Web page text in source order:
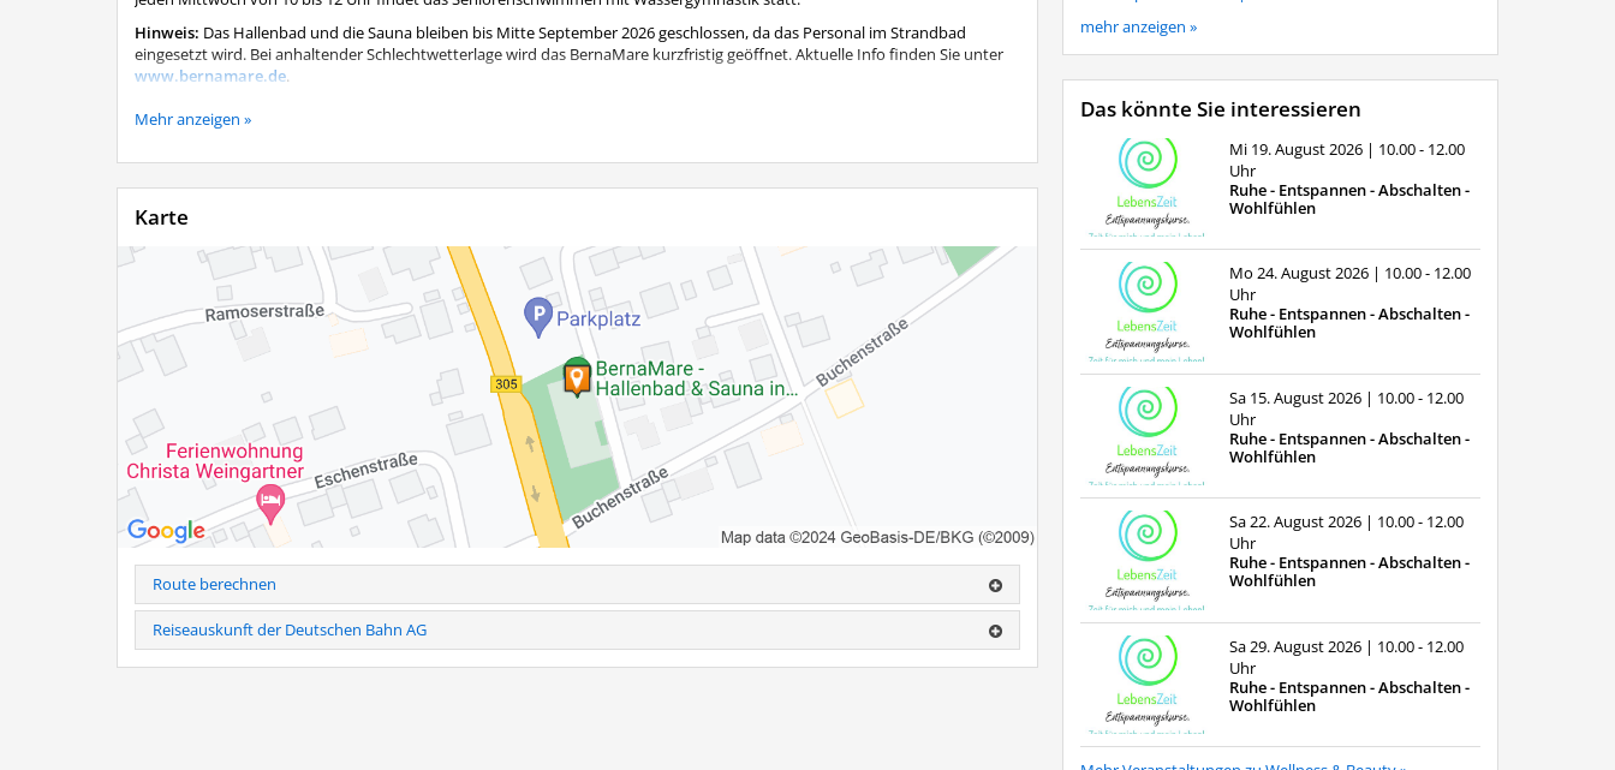
Hinweis: Das Hallenbad und die Sauna bleiben bis Mitte September 2026 geschlossen, da das Personal im Strandbad
eingesetzt wird. Bei anhaltender Schlechtwetterlage wird das BernaMare kurzfristig geöffnet. Aktuelle Info finden Sie unter
www.bernamare.de.
Das Seniorenschwimmen findet trotz der Schließung jeden Mittwoch wie gewohnt statt.
Mehr anzeigen »
Karte
Route berechnen
Reiseauskunft der Deutschen Bahn AG
mehr anzeigen »
Das könnte Sie interessieren
Mi 19. August 2026 | 10.00 - 12.00
Uhr
Ruhe - Entspannen - Abschalten -
Wohlfühlen
Mo 24. August 2026 | 10.00 - 12.00
Uhr
Ruhe - Entspannen - Abschalten -
Wohlfühlen
Sa 15. August 2026 | 10.00 - 12.00
Uhr
Ruhe - Entspannen - Abschalten -
Wohlfühlen
Sa 22. August 2026 | 10.00 - 12.00
Uhr
Ruhe - Entspannen - Abschalten -
Wohlfühlen
Sa 29. August 2026 | 10.00 - 12.00
Uhr
Ruhe - Entspannen - Abschalten -
Wohlfühlen